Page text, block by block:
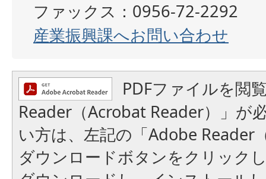
ファックス：0956-72-2292
産業振興課へお問い合わせ
PDFファイルを閲
Reader（Acrobat Reader）」が
い方は、左記の「Adobe Reader
ダウンロードボタンをクリック